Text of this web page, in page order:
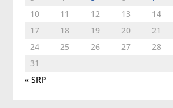
10
11 12 13 14
17
18 19 20 21
24
25 26 27 28
31
« SRP